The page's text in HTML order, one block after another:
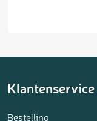
Klantenservice
Bestelling